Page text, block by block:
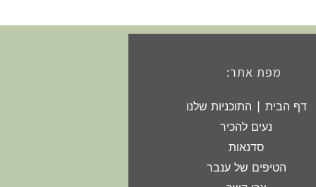
מפת אתר:
דף הבית | התוכניות שלנו
נעים להכיר
סדנאות
הטיפים של ענבר